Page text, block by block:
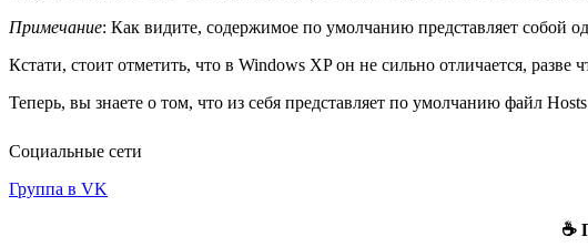
Примечание: Как видите, содержимое по умолчанию представляет собой
Кстати, стоит отметить, что в Windows XP он не сильно отличается,
Теперь, вы знаете о том, что из себя представляет по умолчанию файл
Социальные сети
Группа в VK
☕